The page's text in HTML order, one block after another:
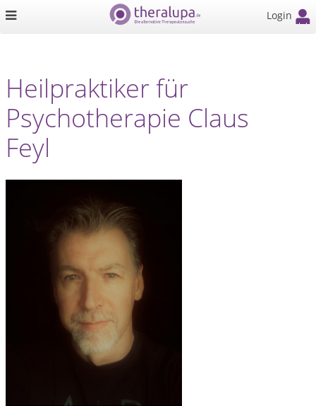
Login
Heilpraktiker für
Psychotherapie Claus
Feyl